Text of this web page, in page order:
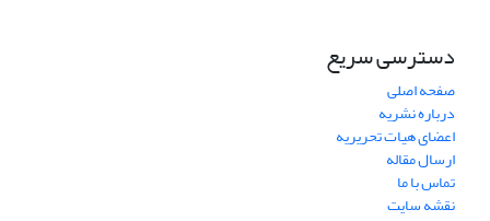
دسترسی سریع
صفحه اصلی
درباره نشریه
اعضای هیات تحریریه
ارسال مقاله
تماس با ما
نقشه سایت